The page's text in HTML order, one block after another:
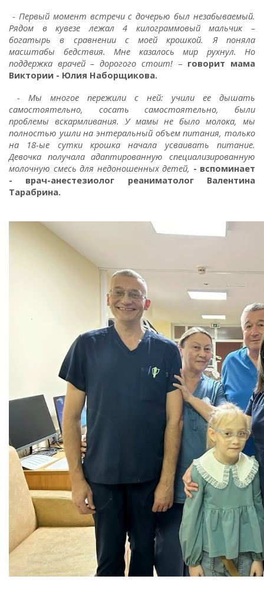
- Первый момент встречи с дочерью был незабываемый.
Рядом в кувезе лежал 4 килограммовый мальчик –
богатырь в сравнении с моей крошкой. Я поняла
масштабы бедствия. Мне казалось мир рухнул. Но
поддержка врачей – дорогого стоит! – говорит мама
Виктории - Юлия Наборщикова.
- Мы многое пережили с ней: учили ее дышать
самостоятельно, сосать самостоятельно, были
проблемы вскармливания. У мамы не было молока, мы
полностью ушли на энтеральный объем питания, только
на 18-ые сутки крошка начала усваивать питание.
Девочка получала адаптированную специализированную
молочную смесь для недоношенных детей, - вспоминает
- врач-анестезиолог реаниматолог Валентина
Тарабрина.